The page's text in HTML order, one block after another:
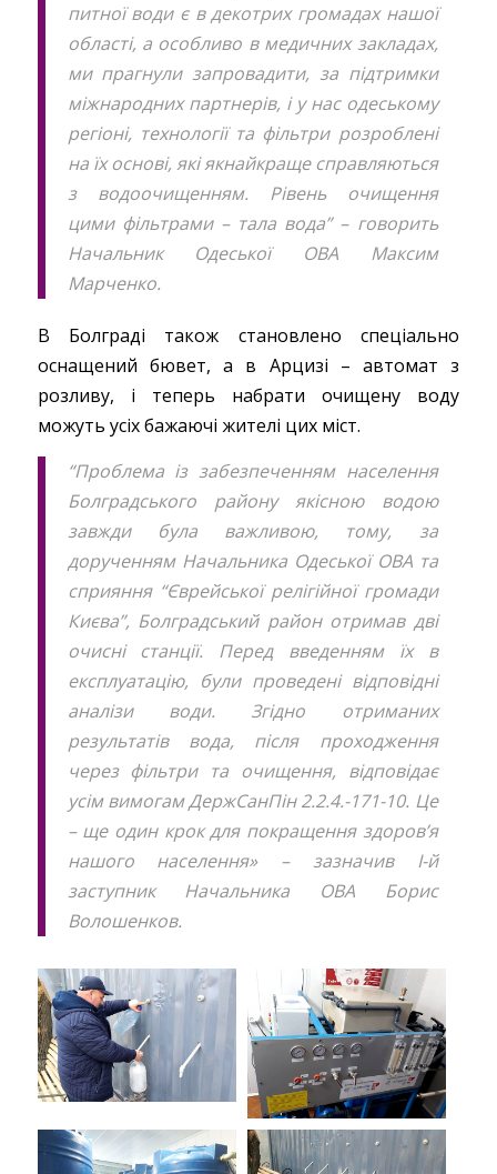
питної води є в декотрих громадах нашої
області, а особливо в медичних закладах,
ми прагнули запровадити, за підтримки
міжнародних партнерів, і у нас одеському
регіоні, технології та фільтри розроблені
на їх основі, які якнайкраще справляються
з водоочищенням. Рівень очищення
цими фільтрами – тала вода” – говорить
Начальник Одеської ОВА Максим
Марченко.
В Болграді також становлено спеціально
оснащений бювет, а в Арцизі – автомат з
розливу, і теперь набрати очищену воду
можуть усіх бажаючі жителі цих міст.
“Проблема із забезпеченням населення
Болградського району якісною водою
завжди була важливою, тому, за
дорученням Начальника Одеської ОВА та
сприяння “Єврейської релігійної громади
Києва”, Болградський район отримав дві
очисні станції. Перед введенням їх в
експлуатацію, були проведені відповідні
аналізи води. Згідно отриманих
результатів вода, після проходження
через фільтри та очищення, відповідає
усім вимогам ДержСанПін 2.2.4.-171-10. Це
– ще один крок для покращення здоров’я
нашого населення» – зазначив І-й
заступник Начальника ОВА Борис
Волошенков.